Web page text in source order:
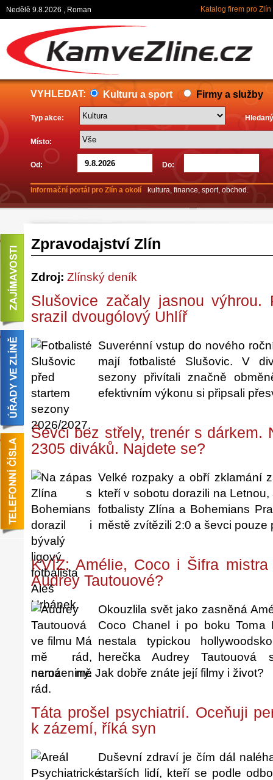
Nedělě 9.8.2026 , Roman Katalog firem pro Zlín
VYHLEDAT: Kulturu a sport Firmy a služby
Typ akce:
Místo:
Od: Do:
Informační portál pro Zlín a okolí - kultura, finance, sport, obchod.
Zpravodajství Zlín
Zdroj: Zlínský deník
Slušovice začaly jasnou výhrou.
srazil dvougólový Uhlíř
Suverénní vstup do nového
mají fotbalisté Slušovic. V
sezony přivítali značně
efektivním výkonu si připsali
Ševci bez střely, trenér s dárkem.
2305 diváků. Najdete se?
Velké rozpaky a obří zklamání
kteří v sobotu dorazili na
fotbalisty Zlína a Bohemians
městě zvítězili 2:0 a ševci pouze
KVÍZ: Amélie, Coco i Šifra
Audrey Tautouové?
Okouzlila svět jako zasněná
Coco Chanel i po boku Toma
nestala typickou
herečka Audrey
narozeniny. Jak dobře znáte její filmy i život?
Táta prošel psychiatrií. Oceňuji
k zázemí, říká syn
Duševní zdraví je čím dál
starších lidí, kteří se podle